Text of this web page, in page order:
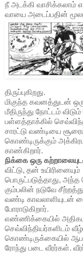
நீ அடக்கி வாசிக்கலாம்
வாயை அடைப்பதின்
திருப்புகிறது.
மிகுந்த கவனத்துடன்
மீதிருந்து நோட்டம்
பள்ளத்தாக்கில்
சாரட்டு வண்டியை
கொண்டிருக்கும்
காண்கிறார்.
நிக்கை ஒரு
விட்டு, தன் உயிரினையும்
பொருட்படுத்தாது, அந்த
கும்பலின் நடுவே
வண்டி காவலாளியுடன்
போராடுகிறார்.
எண்ணிக்கையில்
செவ்விந்தியர்களிடம்
கொண்டிருக்கையில்
ரோந்து படை வீரர்கள்.